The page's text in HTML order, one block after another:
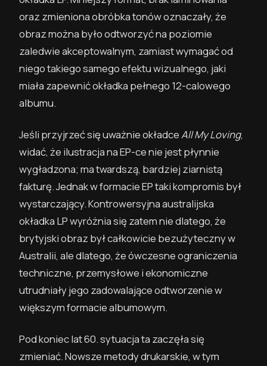
oraz zmieniona obróbka tonów oznaczały, że
obraz można było odtworzyć na poziomie
zaledwie akceptowalnym, zamiast wymagać od
niego takiego samego efektu wizualnego, jaki
miała zapewnić okładka pełnego 12-calowego
albumu.
Jeśli przyjrzeć się uważnie okładceAll My Loving,
widać, że ilustracja na EP-ce nie jest płynnie
wygładzona; ma twardszą, bardziej ziarnistą
fakturę. Jednak w formacie EP taki kompromis był
wystarczający. Kontrowersyjna australijska
okładka LP wyróżnia się zatem nie dlatego, że
brytyjski obraz był całkowicie bezużyteczny w
Australii, ale dlatego, że ówczesne ograniczenia
techniczne, przemysłowe i ekonomiczne
utrudniały jego zadowalające odtworzenie w
większym formacie albumowym.
Pod koniec lat 60. sytuacja ta zaczęła się
zmieniać. Nowsze metody drukarskie, w tym